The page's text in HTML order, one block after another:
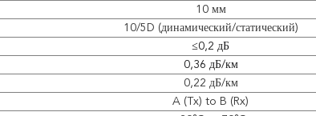
10 мм
10/5D (динамический/статический)
≤0,2 дБ
0,36 дБ/км
0,22 дБ/км
A (Tx) to B (Rx)